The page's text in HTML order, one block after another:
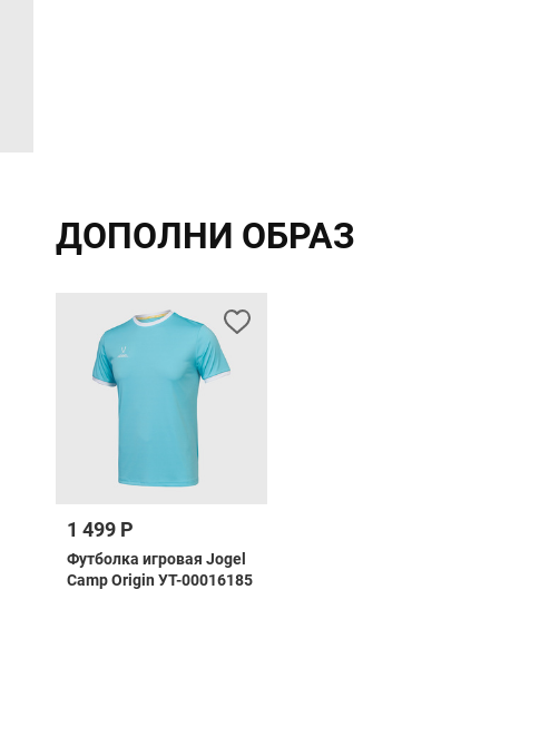
ДОПОЛНИ ОБРАЗ
1 499 Р
Футболка игровая Jogel
Camp Origin УТ-00016185